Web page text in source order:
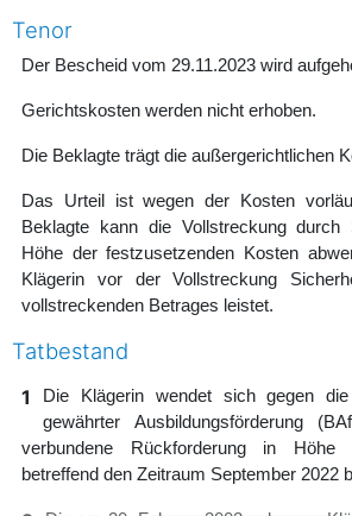
Tenor
Der Bescheid vom 29.11.2023 wird
Gerichtskosten werden nicht erhoben.
Die Beklagte trägt die außergerichtlichen
Das Urteil ist wegen der Kosten
Beklagte kann die Vollstreckung durch
Höhe der festzusetzenden Kosten
Klägerin vor der Vollstreckung
vollstreckenden Betrages leistet.
Tatbestand
1
Die Klägerin wendet sich gegen die
gewährter Ausbildungsförderung
verbundene Rückforderung in
betreffend den Zeitraum September 2022